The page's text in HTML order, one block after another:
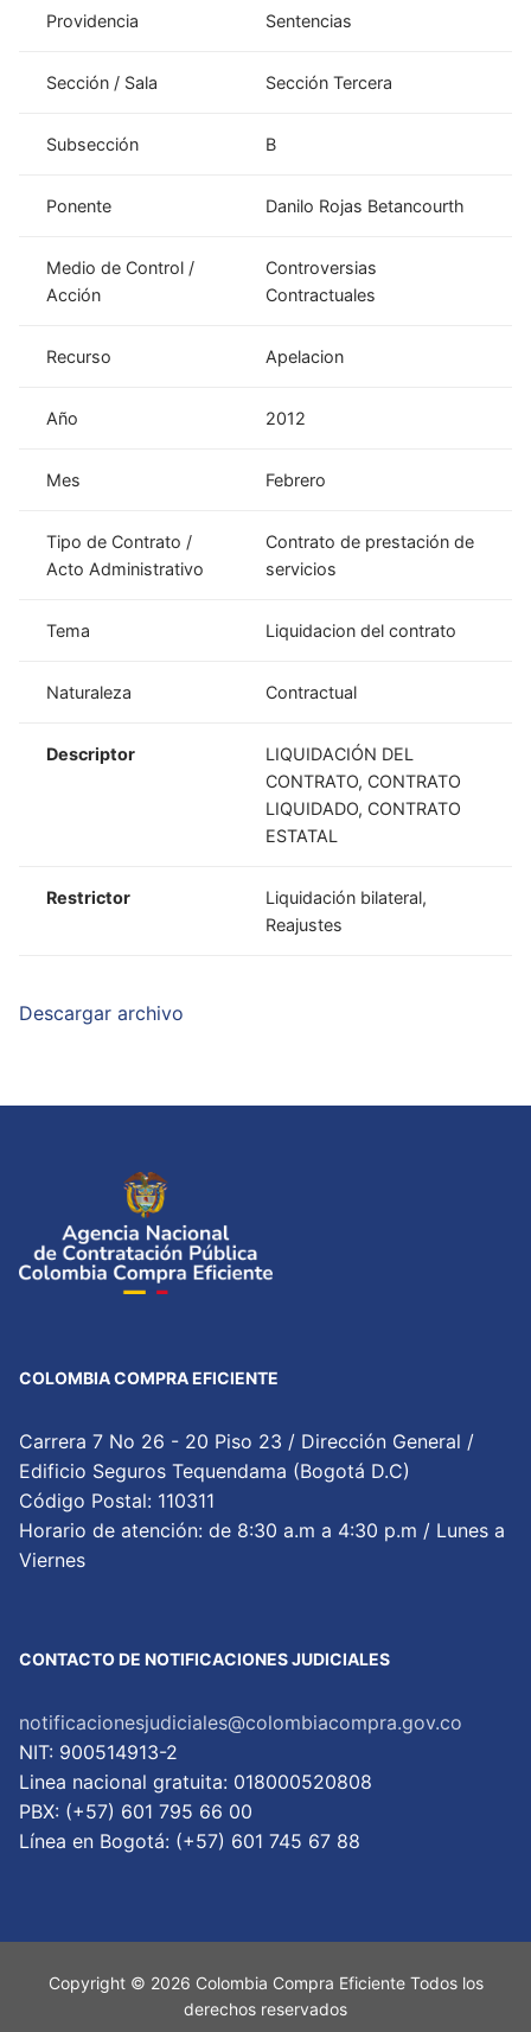
Providencia Sentencias
Sección / Sala Sección Tercera
Subsección B
Ponente Danilo Rojas Betancourth
Medio de Control /
Acción
Controversias
Contractuales
Recurso Apelacion
Año 2012
Mes Febrero
Tipo de Contrato /
Acto Administrativo
Contrato de prestación de
servicios
Tema Liquidacion del contrato
Naturaleza Contractual
Descriptor
LIQUIDACIÓN DEL
CONTRATO, CONTRATO
LIQUIDADO, CONTRATO
ESTATAL
Restrictor
Liquidación bilateral,
Reajustes
Descargar archivo
COLOMBIA COMPRA EFICIENTE
Carrera 7 No 26 - 20 Piso 23 / Dirección General /
Edificio Seguros Tequendama (Bogotá D.C)
Código Postal: 110311
Horario de atención: de 8:30 a.m a 4:30 p.m / Lunes a
Viernes
CONTACTO DE NOTIFICACIONES JUDICIALES
notificacionesjudiciales@colombiacompra.gov.co
NIT: 900514913-2
Linea nacional gratuita: 018000520808
PBX: (+57) 601 795 66 00
Lí­nea en Bogotá: (+57) 601 745 67 88
Copyright © 2026 Colombia Compra Eficiente Todos los
derechos reservados